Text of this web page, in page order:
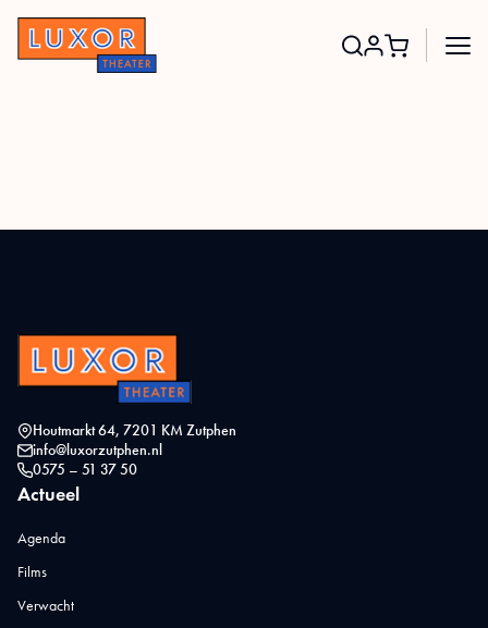
Houtmarkt 64, 7201 KM Zutphen
info@luxorzutphen.nl
0575 – 51 37 50
Actueel
Agenda
Films
Verwacht